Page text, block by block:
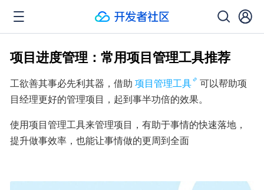
项目进度管理：常用项目管理工具推荐
工欲善其事必先利其器，借助 项目管理工具
可以帮助项
目经理更好的管理项目，起到事半功倍的效果。
使用项目管理工具来管理项目，有助于事情的快速落地，
提升做事效率，也能让事情做的更周到全面